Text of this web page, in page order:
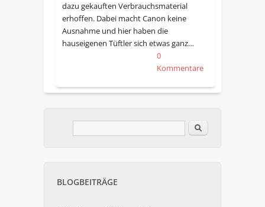
dazu gekauften Verbrauchsmaterial
erhoffen. Dabei macht Canon keine
Ausnahme und hier haben die
hauseigenen Tüftler sich etwas ganz…
0
Kommentare
Suchformular Im Blog suchen
BLOGBEITRÄGE